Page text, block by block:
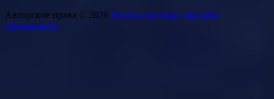
Авторские права © 2026 Купить диплом о высшем
образовании.